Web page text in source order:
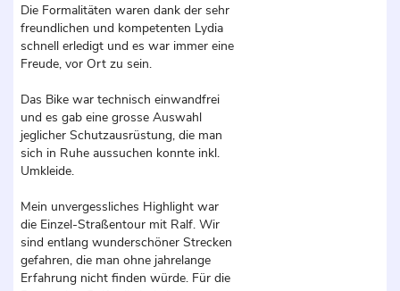
Die Formalitäten waren dank der sehr
freundlichen und kompetenten Lydia
schnell erledigt und es war immer eine
Freude, vor Ort zu sein.
Das Bike war technisch einwandfrei
und es gab eine grosse Auswahl
jeglicher Schutzausrüstung, die man
sich in Ruhe aussuchen konnte inkl.
Umkleide.
Mein unvergessliches Highlight war
die Einzel-Straßentour mit Ralf. Wir
sind entlang wunderschöner Strecken
gefahren, die man ohne jahrelange
Erfahrung nicht finden würde. Für die